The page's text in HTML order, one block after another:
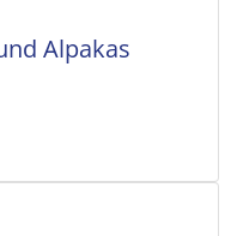
Alpakas